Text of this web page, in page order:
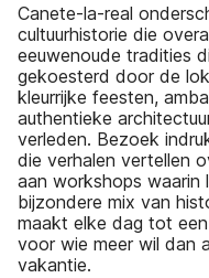
Canete-la-real
cultuurhistorie die
eeuwenoude tradities
gekoesterd door de
kleurrijke feesten,
authentieke
verleden. Bezoek
die verhalen vertellen
aan workshops waarin
bijzondere mix van
maakt elke dag tot
voor wie meer wil dan
vakantie.